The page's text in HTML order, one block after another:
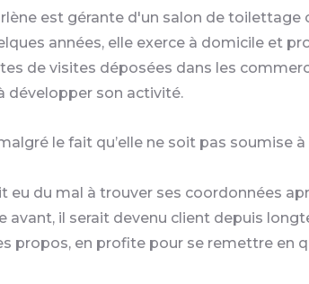
est gérante d'un salon de toilettage
années, elle exerce à domicile et
de visites déposées dans les
développer son activité.
le fait qu’elle ne soit pas soumise
eu du mal à trouver ses coordonnées
avant, il serait devenu client depuis
propos, en profite pour se remettre en